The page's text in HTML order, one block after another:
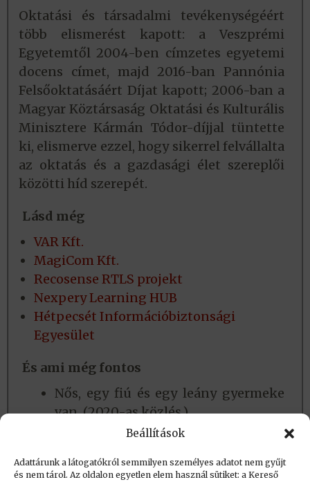
Beállítások
Adattárunk a látogatókról semmilyen személyes adatot nem gyűjt
és nem tárol. Az oldalon egyetlen elem használ sütiket: a Kereső
Oktatási és társadalmi tevékenységéért
több elismerést kapott: a Veszprémi
Egyetemtől 2004-ben címzetes egyetemi
docens címet, majd 2016-ban Pannónia
Felsőoktatásáért Díjat kapott; 2006-ban a
Magyar Köztársaság Oktatási és Kulturális
Minisztere Kármán Tódor-díjjal tüntette
ki, elismerve ezzel, hogy sikerrel felvállalta
az oktatás és a gazdasági élet szereplői
közötti híd szerepét.
Lásd még
VAR Kft.
MagiCom Kft.
Recosense RTLS projekt
Nexpery Learning HUB
Hétpecsét Információbiztonsági
Egyesület
És ami még fontos
Nős, egy fiú és egy leány gyermeke
van. (2020-as közlés.)
2015-től aVulcan Riders